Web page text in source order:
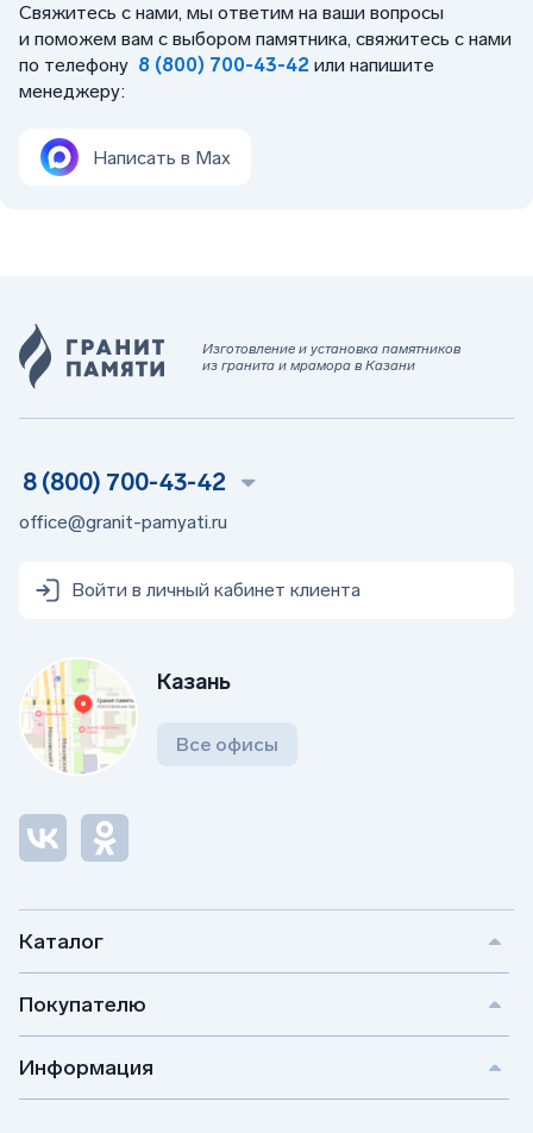
Свяжитесь с нами, мы ответим на ваши вопросы
и поможем вам с выбором памятника, свяжитесь с нами
по телефону 8 (800) 700-43-42 или напишите
менеджеру:
Написать в Max
Изготовление и установка памятников
из гранита и мрамора в Казани
Каталог
Покупателю
Информация
8 (800) 700-43-42
office@granit-pamyati.ru
Войти в личный кабинет клиента
Казань
Все офисы